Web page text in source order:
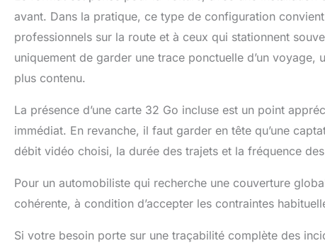
avant. Dans la pratique, ce type de configuration
professionnels sur la route et à ceux qui stationnent
uniquement de garder une trace ponctuelle d’un
plus contenu.
La présence d’une carte 32 Go incluse est un point
immédiat. En revanche, il faut garder en tête qu’une
débit vidéo choisi, la durée des trajets et la fréquence
Pour un automobiliste qui recherche une couverture
cohérente, à condition d’accepter les contraintes
Si votre besoin porte sur une traçabilité complète des